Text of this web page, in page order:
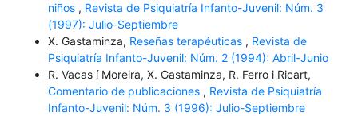
niños , Revista de Psiquiatría Infanto-Juvenil: Núm. 3
(1997): Julio-Septiembre
X. Gastaminza, Reseñas terapéuticas , Revista de
Psiquiatría Infanto-Juvenil: Núm. 2 (1994): Abril-Junio
R. Vacas í Moreira, X. Gastaminza, R. Ferro i Ricart,
Comentario de publicaciones , Revista de Psiquiatría
Infanto-Juvenil: Núm. 3 (1996): Julio-Septiembre